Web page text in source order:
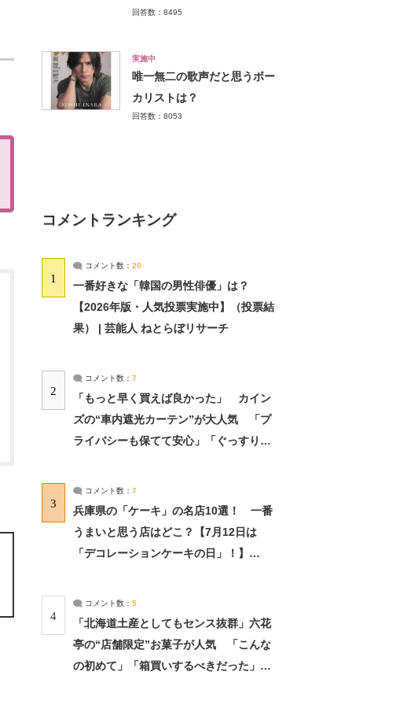
回答数：8495
実施中
唯一無二の歌声だと思うボー
カリストは？
回答数：8053
コメントランキング
1
コメント数： 20
一番好きな「韓国の男性俳優」は？
【2026年版・人気投票実施中】（投票結
果） | 芸能人 ねとらぼリサーチ
2
コメント数： 7
「もっと早く買えば良かった」 カイン
ズの“車内遮光カーテン”が大人気 「プ
ライバシーも保てて安心」「ぐっすり眠
3
コメント数： 7
兵庫県の「ケーキ」の名店10選！ 一番
うまいと思う店はどこ？【7月12日は
「デコレーションケーキの日」！】
4
コメント数： 5
「北海道土産としてもセンス抜群」六花
亭の“店舗限定”お菓子が人気 「こんな
の初めて」「箱買いするべきだった」